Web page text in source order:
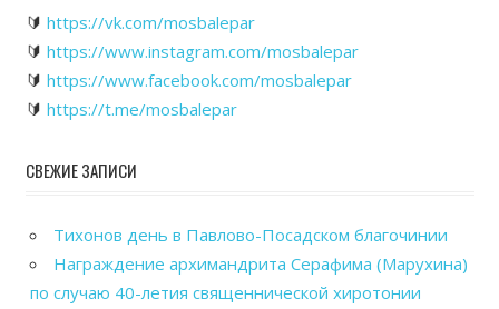
🔰 https://vk.com/mosbalepar
🔰 https://www.instagram.com/mosbalepar
🔰 https://www.facebook.com/mosbalepar
🔰 https://t.me/mosbalepar
СВЕЖИЕ ЗАПИСИ
Тихонов день в Павлово-Посадском благочинии
Награждение архимандрита Серафима (Марухина)
по случаю 40-летия священнической хиротонии